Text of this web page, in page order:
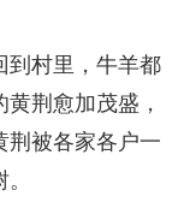
到村里，牛羊都
荆愈加茂盛，
荆被各家各户一